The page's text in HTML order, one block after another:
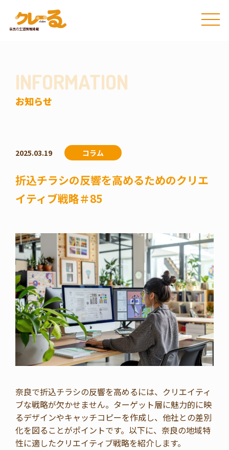
INFORMATION
お知らせ
2025.03.19 コラム
折込チラシの反響を高めるためのクリエ
イティブ戦略＃85
奈良で折込チラシの反響を高めるには、クリエイティ
ブな戦略が欠かせません。ターゲット層に魅力的に映
るデザインやキャッチコピーを作成し、他社との差別
化を図ることがポイントです。以下に、奈良の地域特
性に適したクリエイティブ戦略を紹介します。